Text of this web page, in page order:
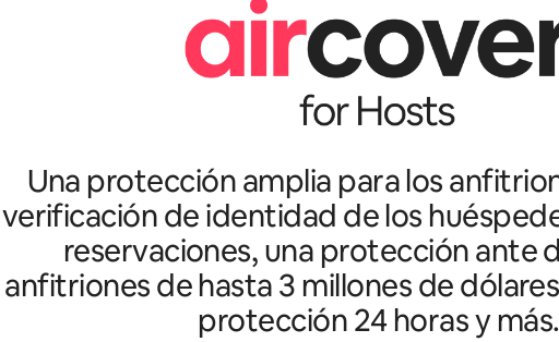
Una protección amplia para los
verificación de identidad de los
reservaciones, una protección ante
anfitriones de hasta 3 millones de
protección 24 horas y más.